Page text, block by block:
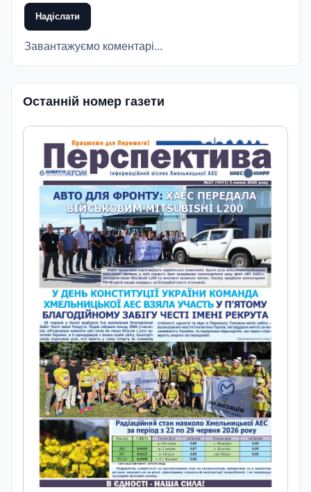
Надіслати
Завантажуємо коментарі...
Останній номер газети